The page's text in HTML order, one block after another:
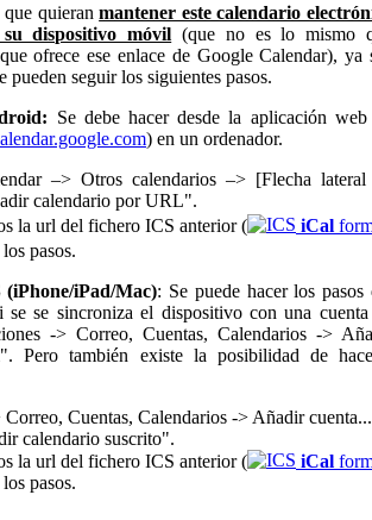
que quieranmantener este calendario
dispositivo móvil (que no es lo mismo
ofrece ese enlace de Google Calendar), ya
pueden seguir los siguientes pasos.
Se debe hacer desde la aplicación
) en un ordenador.
–> Otros calendarios –> [Flecha lateral
calendario por URL".
la url del fichero ICS anterior (
iCal
pasos.
(iPhone/iPad/Mac): Se puede hacer los pasos
se se sincroniza el dispositivo con una
-> Correo, Cuentas, Calendarios ->
Pero también existe la posibilidad de
Cuentas, Calendarios -> Añadir
calendario suscrito".
la url del fichero ICS anterior (
iCal
pasos.